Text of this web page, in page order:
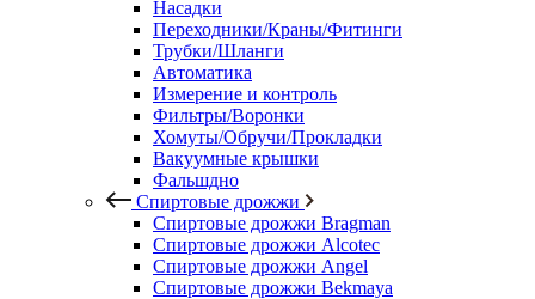
Насадки
Переходники/Краны/Фитинги
Трубки/Шланги
Автоматика
Измерение и контроль
Фильтры/Воронки
Хомуты/Обручи/Прокладки
Вакуумные крышки
Фальшдно
Спиртовые дрожжи
Спиртовые дрожжи Bragman
Спиртовые дрожжи Alcotec
Спиртовые дрожжи Angel
Спиртовые дрожжи Bekmaya